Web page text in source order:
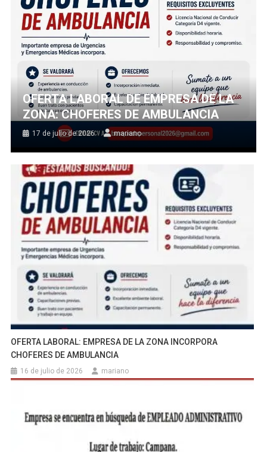
OFERTA LABORAL DE EMPRESA DE LA
ZONA: CHOFERES DE AMBULANCIA
17 de julio de 2026 mariano
OFERTA LABORAL: EMPRESA DE LA ZONA INCORPORA
CHOFERES DE AMBULANCIA
16 de julio de 2026 mariano